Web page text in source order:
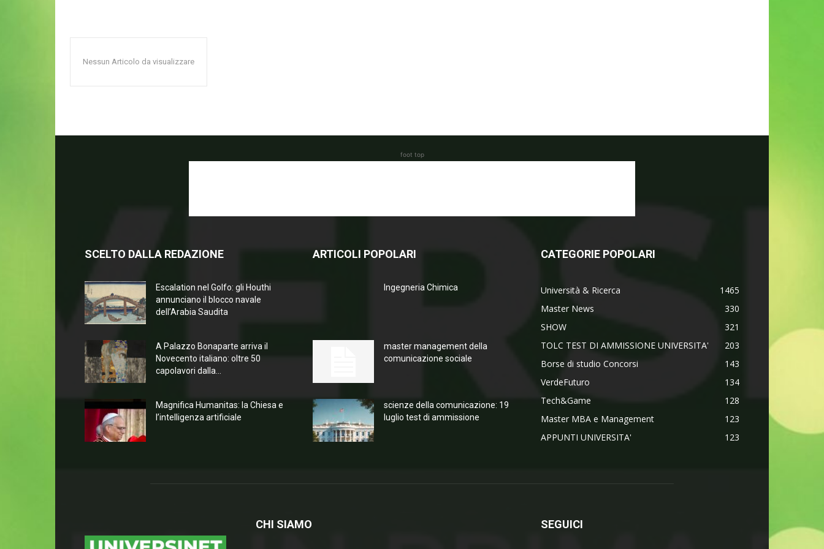
Nessun Articolo da visualizzare
foot top
SCELTO DALLA REDAZIONE
Escalation nel Golfo: gli Houthi
annunciano il blocco navale
dell’Arabia Saudita
A Palazzo Bonaparte arriva il
Novecento italiano: oltre 50
capolavori dalla...
Magnifica Humanitas: la Chiesa e
l’intelligenza artificiale
ARTICOLI POPOLARI
Ingegneria Chimica
master management della
comunicazione sociale
scienze della comunicazione: 19
luglio test di ammissione
CATEGORIE POPOLARI
Università & Ricerca
1465
Master News
330
SHOW
321
TOLC TEST DI AMMISSIONE UNIVERSITA'
203
Borse di studio Concorsi
143
VerdeFuturo
134
Tech&Game
128
Master MBA e Management
123
APPUNTI UNIVERSITA'
123
CHI SIAMO SEGUICI